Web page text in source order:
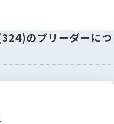
のブリーダーにつ